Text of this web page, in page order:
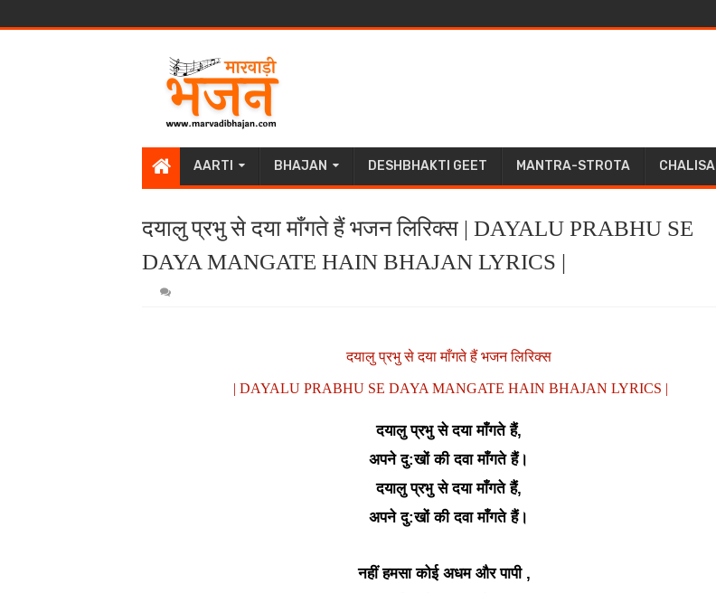
AARTI BHAJAN DESHBHAKTI GEET MANTRA-STROTA CHALISA
दयालु प्रभु से दया माँगते हैं भजन लिरिक्स | DAYALU PRABHU SE
DAYA MANGATE HAIN BHAJAN LYRICS |
दयालु प्रभु से दया माँगते हैं भजन लिरिक्स
| DAYALU PRABHU SE DAYA MANGATE HAIN BHAJAN LYRICS |
दयालु प्रभु से दया माँगते हैं,
अपने दु:खों की दवा माँगते हैं।
दयालु प्रभु से दया माँगते हैं,
अपने दु:खों की दवा माँगते हैं।
नहीं हमसा कोई अधम और पापी ,